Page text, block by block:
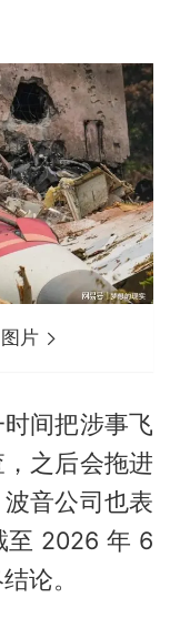
片
间把涉事飞
之后会拖进
音公司也表
至 2026 年 6
论。